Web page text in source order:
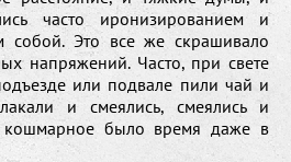
часто иронизированием и
собой. Это все же скрашивало
напряжений. Часто, при свете
или подвале пили чай и
и смеялись, смеялись и
кошмарное было время даже в